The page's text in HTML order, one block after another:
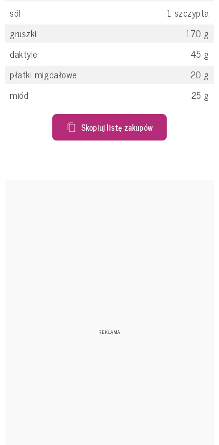
sól
1 szczypta
gruszki
170 g
daktyle
45 g
płatki migdałowe
20 g
miód
25 g
Skopiuj listę zakupów